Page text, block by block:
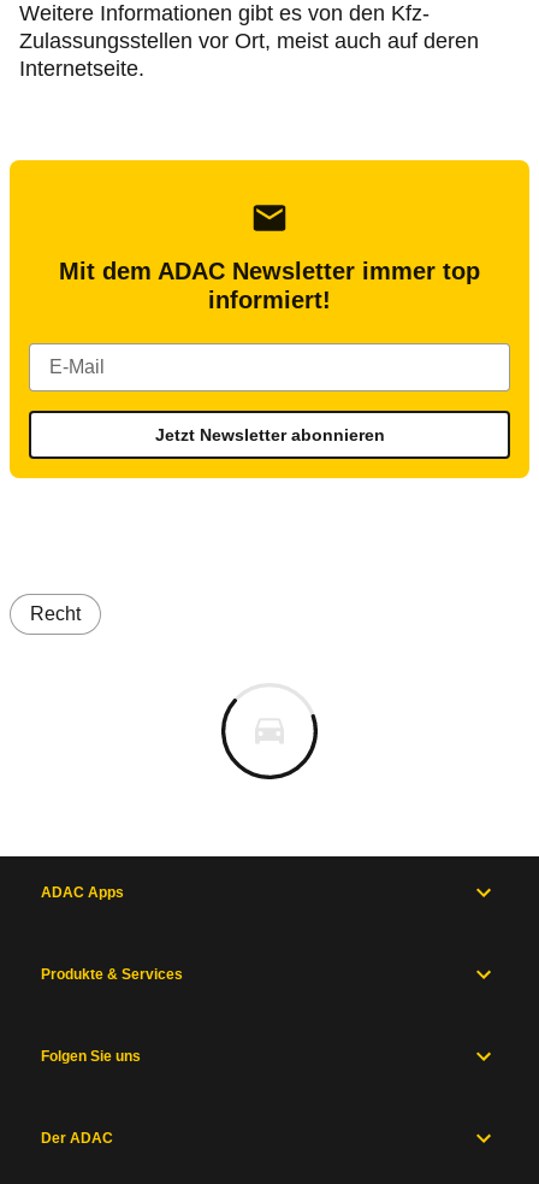
Weitere Informationen gibt es von den Kfz-
Zulassungsstellen vor Ort, meist auch auf deren
Internetseite.
Mit dem ADAC Newsletter immer top
informiert!
Jetzt Newsletter abonnieren
Recht
ADAC Apps
Produkte & Services
Folgen Sie uns
Der ADAC